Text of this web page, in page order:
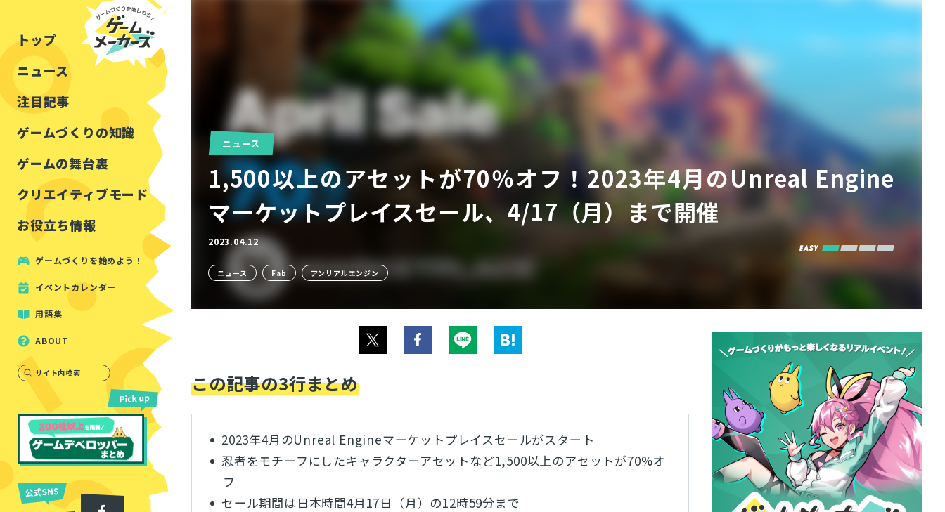
トップ
ニュース
注目記事
ゲームづくりの知識
見た目を良くする
ゲームの舞台裏
クリエイティブモード
お役立ち情報
アセットレビュー
ツール紹介
周辺機器・ハードウェア
ゲームづくりを始めよう！
イベントカレンダー
用語集
ABOUT
サイト内検索
ニュース
1,500以上のアセットが70％オフ！2023年4月のUnreal Engine
マーケットプレイスセール、4/17（月）まで開催
2023.04.12
ニュース Fab アンリアルエンジン
この記事の3行まとめ
2023年4月のUnreal Engineマーケットプレイスセールがスタート
忍者をモチーフにしたキャラクターアセットなど1,500以上のアセットが70%オ
フ
セール期間は日本時間4月17日（月）の12時59分まで